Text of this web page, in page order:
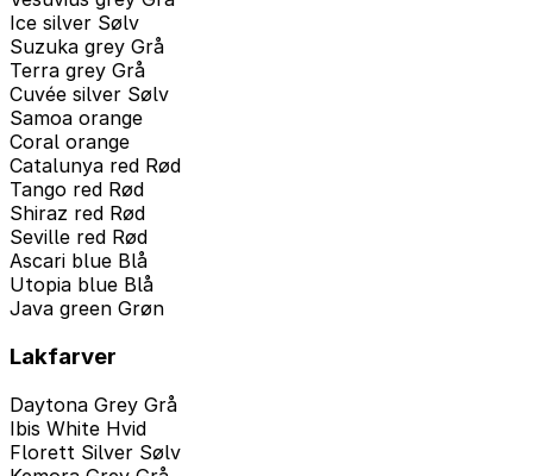
Ice silver Sølv
Suzuka grey Grå
Terra grey Grå
Cuvée silver Sølv
Samoa orange
Coral orange
Catalunya red Rød
Tango red Rød
Shiraz red Rød
Seville red Rød
Ascari blue Blå
Utopia blue Blå
Java green Grøn
Lakfarver
Daytona Grey Grå
Ibis White Hvid
Florett Silver Sølv